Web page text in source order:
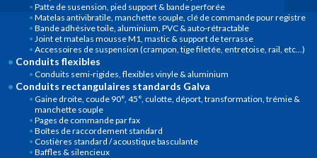
Patte de susension, pied support & bande perforée
Matelas antivibratile, manchette souple, clé de commande pour registre
Bande adhésive toile, aluminium, PVC & auto-rétractable
Joint et matelas mousse M1, mastic & support de terrasse
Accessoires de suspension (crampon, tige filetée, entretoise, rail, etc...)
Conduits flexibles
Conduits semi-rigides, flexibles vinyle & aluminium
Conduits rectangulaires standards Galva
Gaine droite, coude 90°, 45°, culotte, déport, transformation, trémie &
manchette souple
Pages de commande par fax
Boîtes de raccordement standard
Costières standard / acoustique basculante
Baffles & silencieux